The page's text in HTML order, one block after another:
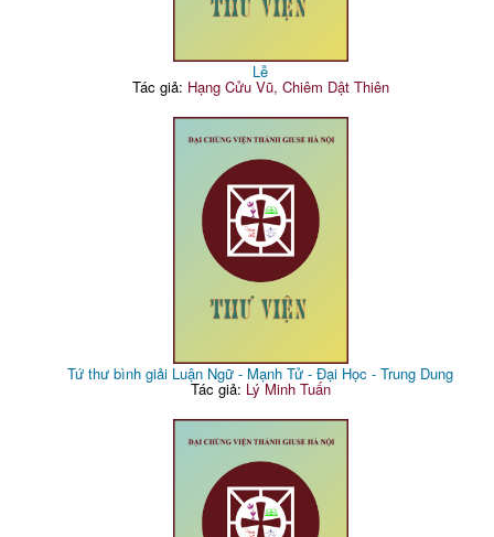
Lễ
Tác giả: Hạng Cửu Vũ, Chiêm Dật Thiên
Tứ thư bình giải Luận Ngữ - Mạnh Tử - Đại Học - Trung Dung
Tác giả: Lý Minh Tuấn